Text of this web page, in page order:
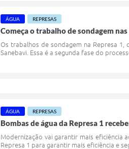
ÁGUA REPRESAS
Começa o trabalho de sondagem
Os trabalhos de sondagem na Represa
Sanebavi. Essa é a segunda fase do
ÁGUA REPRESAS
Bombas de água da Represa 1
Modernização vai garantir mais eficiência
Represa 1 para garantir mais eficiência e